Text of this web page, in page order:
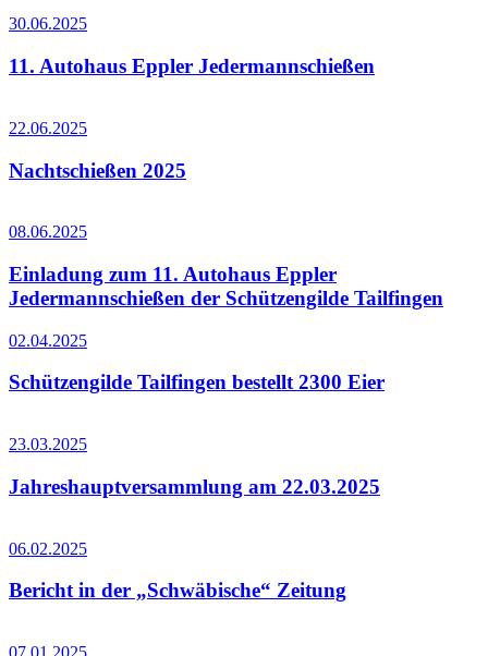
30.06.2025
11. Autohaus Eppler Jedermannschießen
22.06.2025
Nachtschießen 2025
08.06.2025
Einladung zum 11. Autohaus Eppler
Jedermannschießen der Schützengilde Tailfingen
02.04.2025
Schützengilde Tailfingen bestellt 2300 Eier
23.03.2025
Jahreshauptversammlung am 22.03.2025
06.02.2025
Bericht in der „Schwäbische“ Zeitung
07.01.2025